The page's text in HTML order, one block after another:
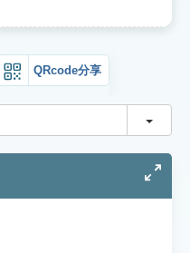
QRcode分享
切換